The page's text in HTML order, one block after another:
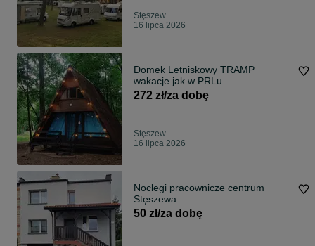
Stęszew
16 lipca 2026
Domek Letniskowy TRAMP
wakacje jak w PRLu
272 zł/za dobę
Stęszew
16 lipca 2026
Noclegi pracownicze centrum
Stęszewa
50 zł/za dobę